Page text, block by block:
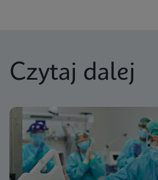
Czytaj dalej